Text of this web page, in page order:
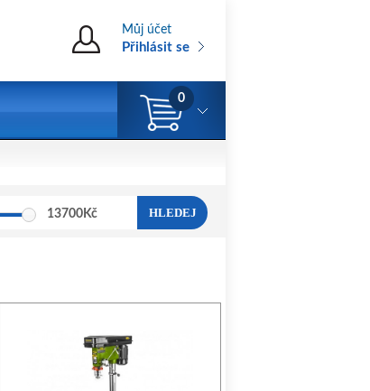
Můj účet
Přihlásit se
0
13700Kč HLEDEJ